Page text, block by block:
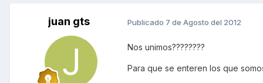
juan gts Publicado 7 de Agosto del 2012
Nos unimos????????
Para que se enteren los que